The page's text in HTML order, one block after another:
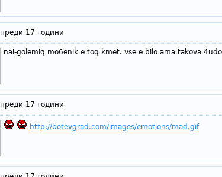
преди 17 години
nai-golemiq mo6enik e toq kmet. vse e bilo ama takova
преди 17 години
http://botevgrad.com/images/emotions/mad.gif